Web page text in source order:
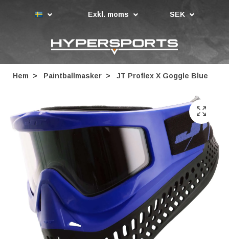
Exkl. moms SEK
Hem Paintballmasker JT Proflex X Goggle Blue